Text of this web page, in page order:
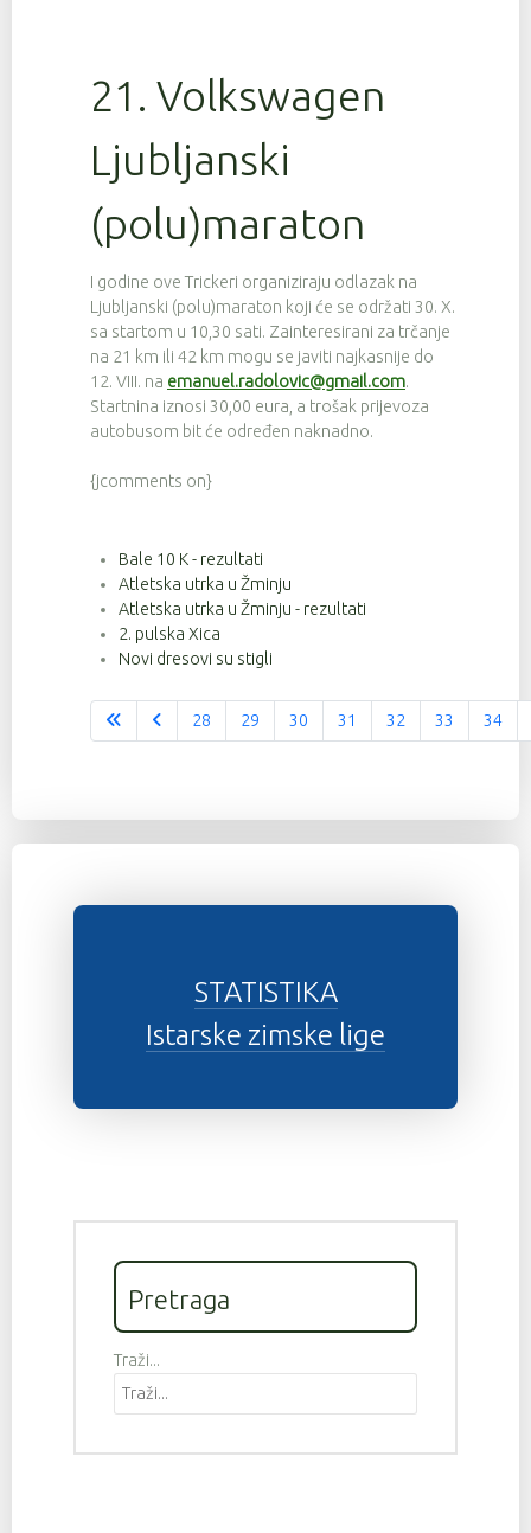
21. Volkswagen
Ljubljanski
(polu)maraton
I godine ove Trickeri organiziraju odlazak na
Ljubljanski (polu)maraton koji će se održati 30. X.
sa startom u 10,30 sati. Zainteresirani za trčanje
na 21 km ili 42 km mogu se javiti najkasnije do
12. VIII. na emanuel.radolovic@gmail.com.
Startnina iznosi 30,00 eura, a trošak prijevoza
autobusom bit će određen naknadno.
{jcomments on}
Bale 10 K - rezultati
Atletska utrka u Žminju
Atletska utrka u Žminju - rezultati
2. pulska Xica
Novi dresovi su stigli
Stranica 36 od 37
28 29 30 31 32 33 34
STATISTIKA
Istarske zimske lige
Pretraga
Traži...